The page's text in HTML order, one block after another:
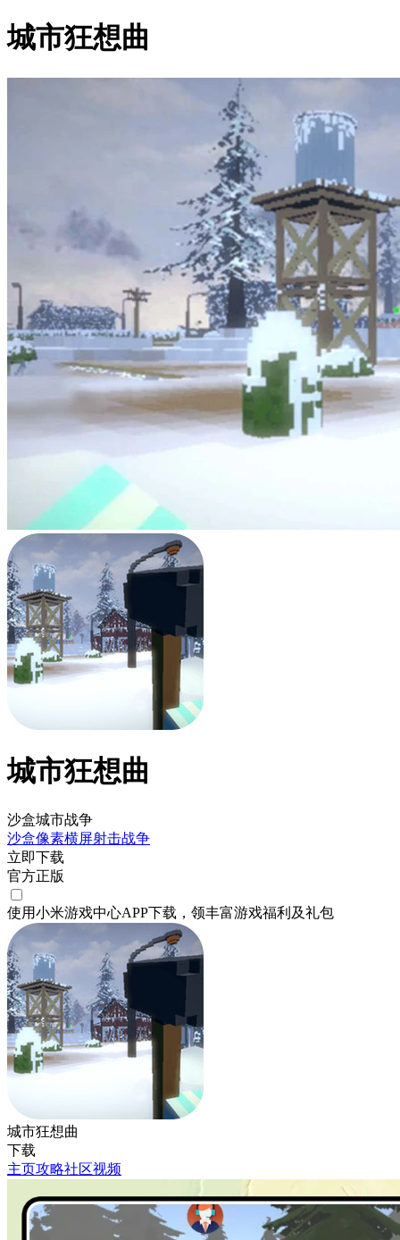
城市狂想曲
城市狂想曲
沙盒城市战争
沙盒像素横屏射击战争
立即下载
官方正版
使用小米游戏中心APP下载 ，领丰富游戏福利 及礼包
城市狂想曲
下载
主页攻略社区视频